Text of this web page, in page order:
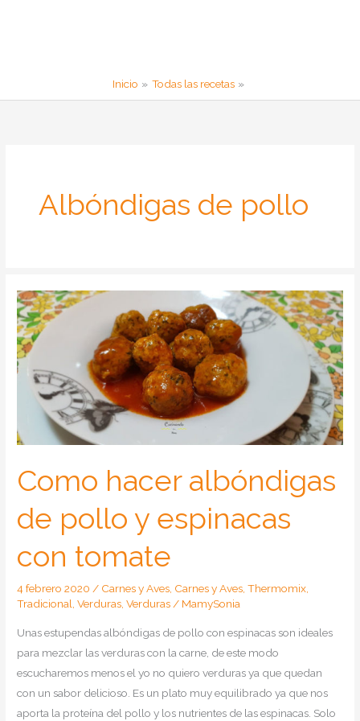
Inicio Todas las recetas
Albóndigas de pollo
Como hacer albóndigas
de pollo y espinacas
con tomate
4 febrero 2020/ Carnes y Aves, Carnes y Aves,Thermomix,
Tradicional,Verduras,Verduras/ MamySonia
Unas estupendas albóndigas de pollo con espinacas son ideales
para mezclar las verduras con la carne, de este modo
escucharemos menos el yo no quiero verduras ya que quedan
con un sabor delicioso. Es un plato muy equilibrado ya que nos
aporta la proteína del pollo y los nutrientes de las espinacas. Solo